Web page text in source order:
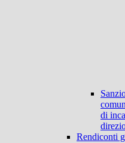
di
Rendiconti